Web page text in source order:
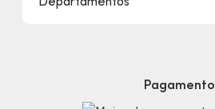
Preferências de Cookies
Consumidor.gov.br
Produtos Masculinos
Pagamento